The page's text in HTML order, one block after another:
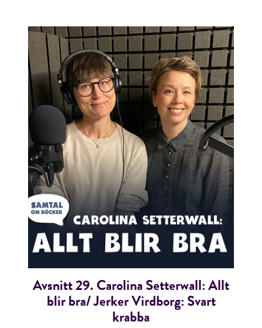
Avsnitt 29. Carolina Setterwall: Allt
blir bra/ Jerker Virdborg: Svart
krabba